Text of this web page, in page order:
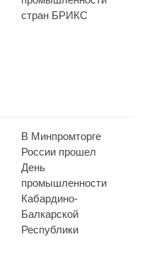
стран БРИКС
В Минпромторге
России прошел
День
промышленности
Кабардино-
Балкарской
Республики